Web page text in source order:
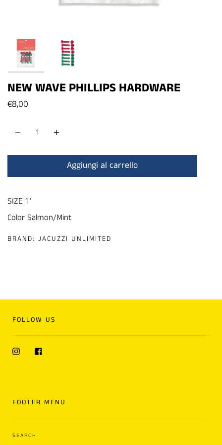
NEW WAVE PHILLIPS HARDWARE
€8,00
Aggiungi al carrello
SIZE 1"
Color Salmon/Mint
BRAND: JACUZZI UNLIMITED
FOLLOW US
InstagramFacebook
FOOTER MENU
SEARCH